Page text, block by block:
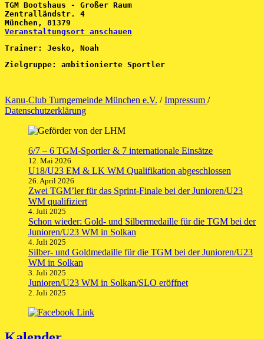
TGM Bootshaus - Großer Raum
Zentralländstr. 4
München , 81379
Veranstaltungsort anschauen
Trainer: Jesko, Noah
Zielgruppe: ambitionierte Sportler
Kanu-Club Turngemeinde München e.V. /Impressum /
Datenschutzerklärung
6/7 – 6 TGM-Sportler & 7 internationale Einsätze
12. Mai 2026
U18/U23 EM & LK WM Qualifikation abgeschlossen
26. April 2026
Zwei TGM’ler für das Sprint-Finale bei der Junioren/U23
WM qualifiziert
4. Juli 2025
Schon wieder: Gold- und Silbermedaille für die TGM bei der
Junioren/U23 WM in Solkan
4. Juli 2025
Silber- und Goldmedaille für die TGM bei der Junioren/U23
WM in Solkan
3. Juli 2025
Junioren/U23 WM in Solkan/SLO eröffnet
2. Juli 2025